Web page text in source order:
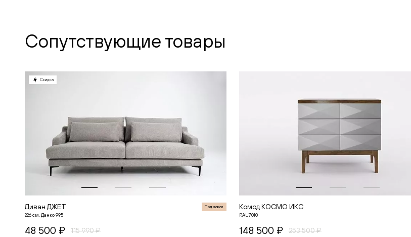
Сопутствующие товары
Скидка
Диван ДЖЕТ Под заказ
226 см, Данко 995
48 500 ₽ 115 990 ₽
Комод КОСМО ИКС
RAL 7010
148 500 ₽ 253 500 ₽